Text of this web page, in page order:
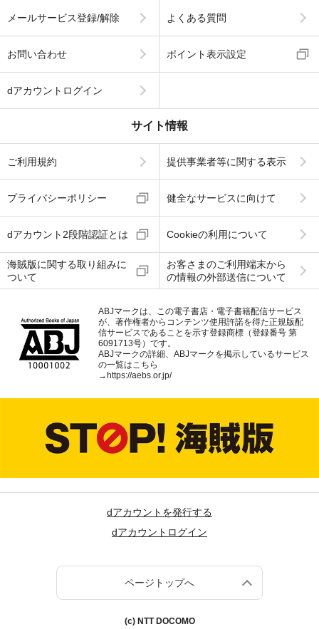
メールサービス登録/解除 よくある質問
お問い合わせ ポイント表示設定
dアカウントログイン
サイト情報
ご利用規約 提供事業者等に関する表示
プライバシーポリシー 健全なサービスに向けて
dアカウント2段階認証とは Cookieの利用について
海賊版に関する取り組みに
ついて
お客さまのご利用端末から
の情報の外部送信について
ABJマークは、この電子書店・電子書籍配信サービス
が、著作権者からコンテンツ使用許諾を得た正規版配
信サービスであることを示す登録商標（登録番号 第
6091713号）です。
ABJマークの詳細、ABJマークを掲示しているサービス
の一覧はこちら
→ https://aebs.or.jp/
dアカウントを発行する
dアカウントログイン
ページトップへ
(c) NTT DOCOMO